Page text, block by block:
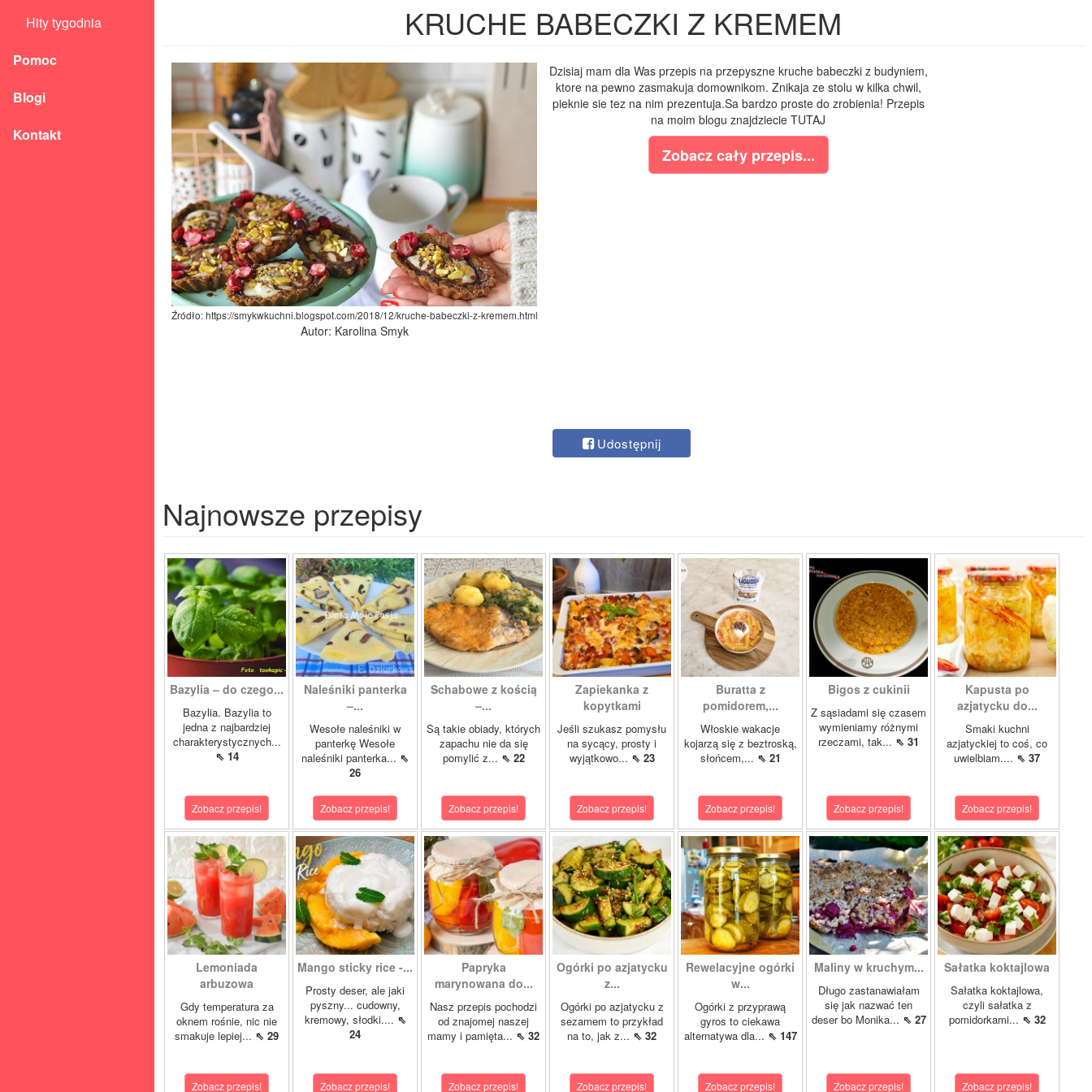
Hity tygodnia
Pomoc
Blogi
Kontakt
KRUCHE BABECZKI Z KREMEM
Źródło: https://smykwkuchni.blogspot.com/2018/12/kruche-babeczki-z-kremem.html
Autor: Karolina Smyk
Dzisiaj mam dla Was przepis na przepyszne kruche babeczki z budyniem,
ktore na pewno zasmakuja domownikom. Znikaja ze stolu w kilka chwil,
pieknie sie tez na nim prezentuja.Sa bardzo proste do zrobienia! Przepis
na moim blogu znajdziecie TUTAJ
Zobacz cały przepis...
Udostępnij
Najnowsze przepisy
Bazylia – do czego...
Bazylia. Bazylia to
jedna z najbardziej
charakterystycznych...
⇖ 14
Zobacz przepis!
Naleśniki panterka
–...
Wesołe naleśniki w
panterkę Wesołe
naleśniki panterka... ⇖
26
Zobacz przepis!
Schabowe z kością
–...
Są takie obiady, których
zapachu nie da się
pomylić z... ⇖ 22
Zobacz przepis!
Zapiekanka z
kopytkami
Jeśli szukasz pomysłu
na sycący, prosty i
wyjątkowo... ⇖ 23
Zobacz przepis!
Buratta z
pomidorem,...
Włoskie wakacje
kojarzą się z beztroską,
słońcem,... ⇖ 21
Zobacz przepis!
Bigos z cukinii
Z sąsiadami się czasem
wymieniamy różnymi
rzeczami, tak... ⇖ 31
Zobacz przepis!
Kapusta po
azjatycku do...
Smaki kuchni
azjatyckiej to coś, co
uwielbiam.... ⇖ 37
Zobacz przepis!
Lemoniada
arbuzowa
Gdy temperatura za
oknem rośnie, nic nie
smakuje lepiej... ⇖ 29
Zobacz przepis!
Mango sticky rice -...
Prosty deser, ale jaki
pyszny... cudowny,
kremowy, słodki.... ⇖
24
Zobacz przepis!
Papryka
marynowana do...
Nasz przepis pochodzi
od znajomej naszej
mamy i pamięta... ⇖ 32
Zobacz przepis!
Ogórki po azjatycku
z...
Ogórki po azjatycku z
sezamem to przykład
na to, jak z... ⇖ 32
Zobacz przepis!
Rewelacyjne ogórki
w...
Ogórki z przyprawą
gyros to ciekawa
alternatywa dla... ⇖ 147
Zobacz przepis!
Maliny w kruchym...
Długo zastanawiałam
się jak nazwać ten
deser bo Monika... ⇖ 27
Zobacz przepis!
Sałatka koktajlowa
Sałatka koktajlowa,
czyli sałatka z
pomidorkami... ⇖ 32
Zobacz przepis!